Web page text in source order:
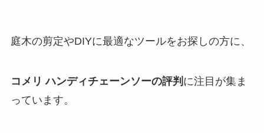
庭木の剪定やDIYに最適なツールをお探しの方に、
コメリ ハンディチェーンソーの評判 に注目が集ま
っています。